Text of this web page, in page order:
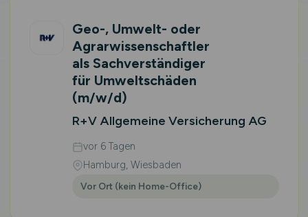
Geo-, Umwelt- oder
Agrarwissenschaftler
als Sachverständiger
für Umweltschäden
(m/w/d)
R+V Allgemeine Versicherung AG
vor 6 Tagen
Hamburg, Wiesbaden
Vor Ort (kein Home-Office)